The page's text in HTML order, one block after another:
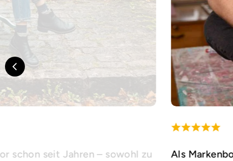
schon seit Jahren – sowohl zu
Als